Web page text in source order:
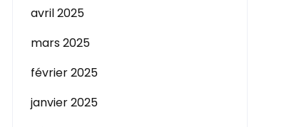
avril 2025
mars 2025
février 2025
janvier 2025